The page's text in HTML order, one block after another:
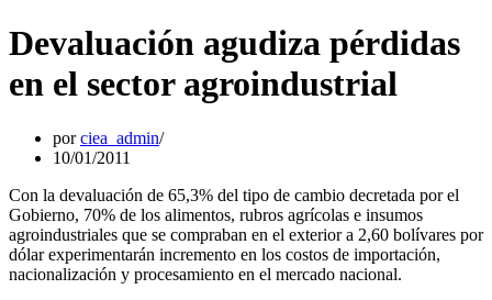
Devaluación agudiza pérdidas
en el sector agroindustrial
porciea_admin
10/01/2011
Con la devaluación de 65,3% del tipo de cambio decretada por el
Gobierno, 70% de los alimentos, rubros agrícolas e insumos
agroindustriales que se compraban en el exterior a 2,60 bolívares por
dólar experimentarán incremento en los costos de importación,
nacionalización y procesamiento en el mercado nacional.